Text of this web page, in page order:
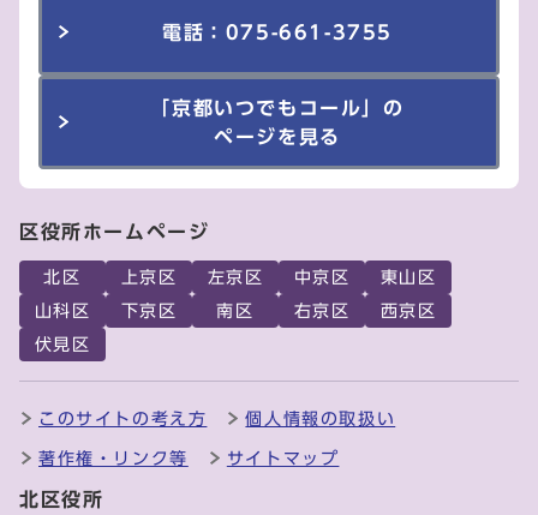
電話：075-661-3755
「京都いつでもコール」の
ページを見る
区役所ホームページ
北区 上京区 左京区 中京区
東山区
山科区
下京区 南区 右京区
西京区
伏見区
このサイトの考え方 個人情報の取扱い
著作権・リンク等 サイトマップ
北区役所